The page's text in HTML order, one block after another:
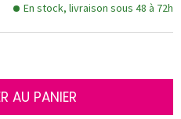
En stock, livraison sous 48 à 72h
AU PANIER